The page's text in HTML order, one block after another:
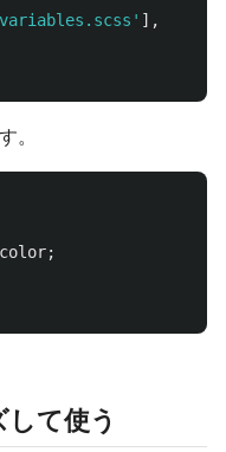
' ],
。
;
て使う